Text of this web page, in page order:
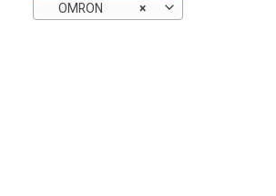
phẩm ×
OMRON